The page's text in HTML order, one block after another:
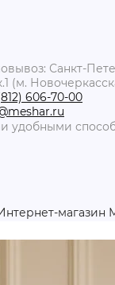
Санкт-
(м.
606-70-00
удобными
магазин